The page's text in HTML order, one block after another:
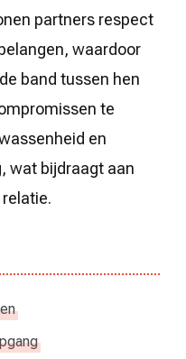
partners respect
waardoor
band tussen hen
te
en
wat bijdraagt aan